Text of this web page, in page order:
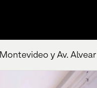
Montevideo y Av. Alvear |